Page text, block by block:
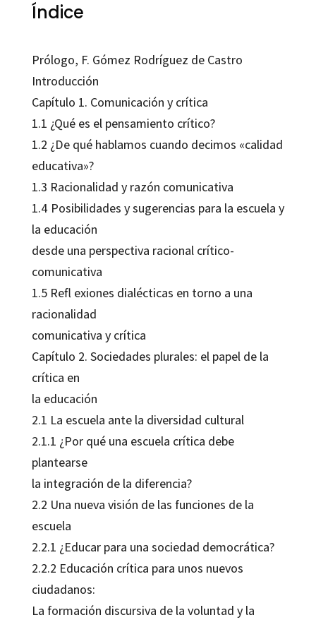
Índice
Prólogo, F. Gómez Rodríguez de Castro
Introducción
Capítulo 1. Comunicación y crítica
1.1 ¿Qué es el pensamiento crítico?
1.2 ¿De qué hablamos cuando decimos «calidad
educativa»?
1.3 Racionalidad y razón comunicativa
1.4 Posibilidades y sugerencias para la escuela y
la educación
desde una perspectiva racional crítico-
comunicativa
1.5 Refl exiones dialécticas en torno a una
racionalidad
comunicativa y crítica
Capítulo 2. Sociedades plurales: el papel de la
crítica en
la educación
2.1 La escuela ante la diversidad cultural
2.1.1 ¿Por qué una escuela crítica debe
plantearse
la integración de la diferencia?
2.2 Una nueva visión de las funciones de la
escuela
2.2.1 ¿Educar para una sociedad democrática?
2.2.2 Educación crítica para unos nuevos
ciudadanos:
La formación discursiva de la voluntad y la